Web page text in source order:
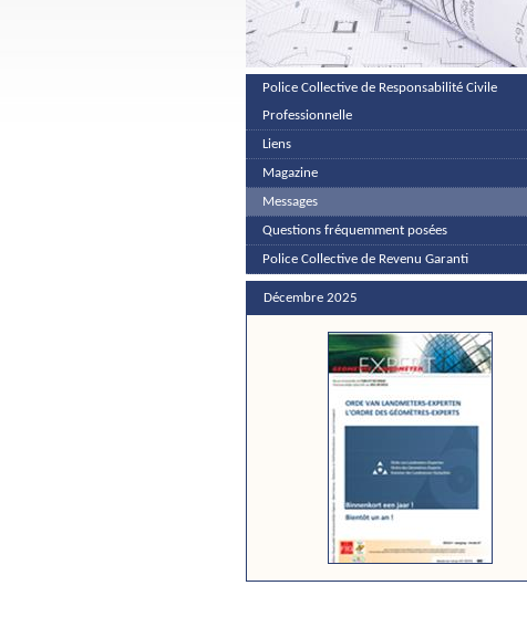
Police Collective de Responsabilité Civile
Professionnelle
Liens
Magazine
Messages
Questions fréquemment posées
Police Collective de Revenu Garanti
Décembre 2025